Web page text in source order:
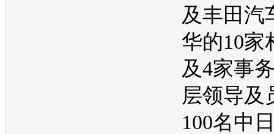
及丰田汽
华的10家
及4家事
层领导及
100名中